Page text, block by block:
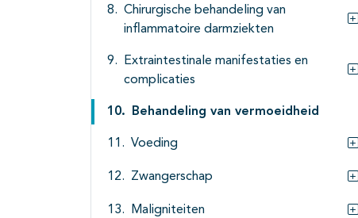
Chirurgische behandeling van
inflammatoire darmziekten
Extraintestinale manifestaties en
complicaties
Behandeling van vermoeidheid
Voeding
Zwangerschap
Maligniteiten